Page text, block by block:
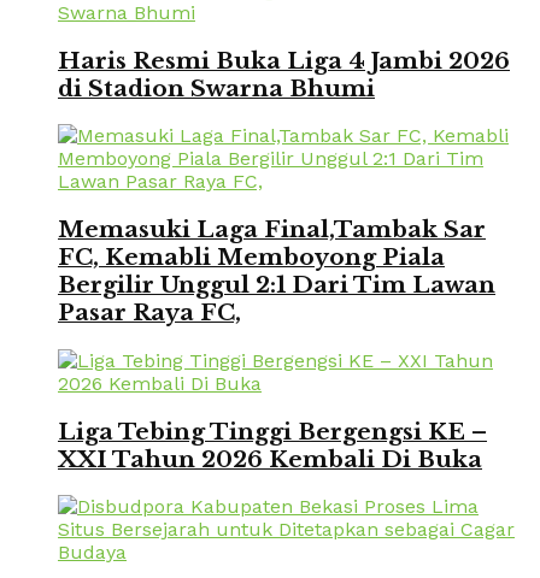
Haris Resmi Buka Liga 4 Jambi 2026
di Stadion Swarna Bhumi
Memasuki Laga Final,Tambak Sar
FC, Kemabli Memboyong Piala
Bergilir Unggul 2:1 Dari Tim Lawan
Pasar Raya FC,
Liga Tebing Tinggi Bergengsi KE –
XXI Tahun 2026 Kembali Di Buka